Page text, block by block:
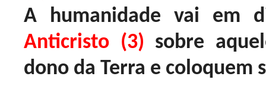
A humanidade vai em
Anticristo (3) sobre
dono da Terra e coloquem